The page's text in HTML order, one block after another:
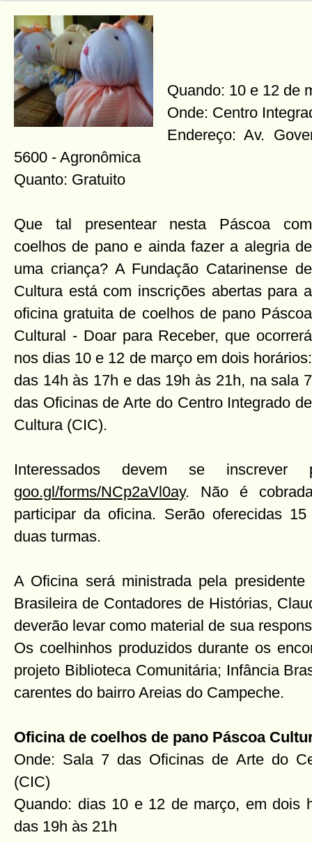
Quando: 10 e 12 de
Onde: Centro
Endereço: Av.
5600 - Agronômica
Quanto: Gratuito
Que tal presentear nesta Páscoa com
coelhos de pano e ainda fazer a alegria de
uma criança? A Fundação Catarinense de
Cultura está com inscrições abertas para a
oficina gratuita de coelhos de pano Páscoa
Cultural - Doar para Receber, que ocorrerá
nos dias 10 e 12 de março em dois horários:
das 14h às 17h e das 19h às 21h, na sala 7
das Oficinas de Arte do Centro Integrado de
Cultura (CIC).
Interessados devem se
goo.gl/forms/NCp2aVl0ay. Não é
participar da oficina. Serão oferecidas
duas turmas.
A Oficina será ministrada pela
Brasileira de Contadores de Histórias,
deverão levar como material de sua
Os coelhinhos produzidos durante os
projeto Biblioteca Comunitária; Infância
carentes do bairro Areias do Campeche.
Oficina de coelhos de pano Páscoa
Onde: Sala 7 das Oficinas de Arte do
(CIC)
Quando: dias 10 e 12 de março, em dois
das 19h às 21h